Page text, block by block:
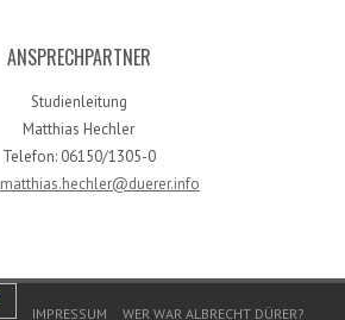
ANSPRECHPARTNER
Studienleitung
Matthias Hechler
Telefon: 06150/1305-0
matthias.hechler@duerer.info
IMPRESSUM WER WAR ALBRECHT DÜRER?